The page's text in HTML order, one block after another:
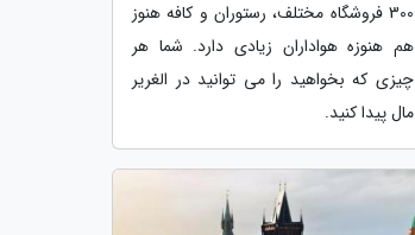
300 فروشگاه مختلف، رستوران و کافه هنوز
هم هنوزه هواداران زیادی دارد. شما هر
چیزی که بخواهید را می توانید در الغریر
مال پیدا کنید.